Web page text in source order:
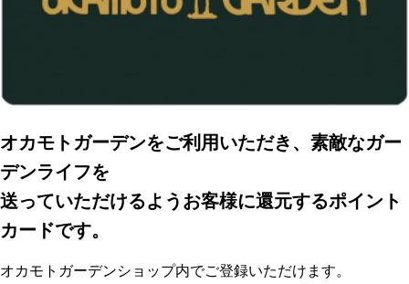
オカモトガーデンをご利用いただき、素敵なガー
デンライフを
送っていただけるようお客様に還元するポイント
カードです。
オカモトガーデンショップ内でご登録いただけます。